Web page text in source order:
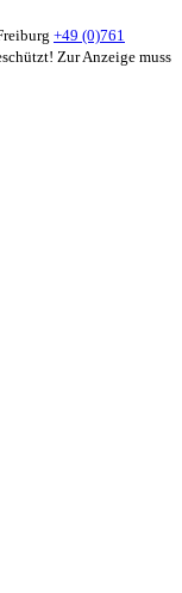
+49 (0)761
Zur Anzeige muss